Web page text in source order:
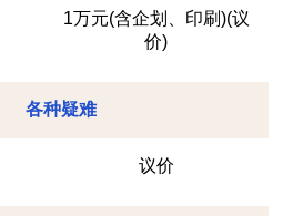
1万元(含企划、印刷)(议
价)
各种疑难
议价